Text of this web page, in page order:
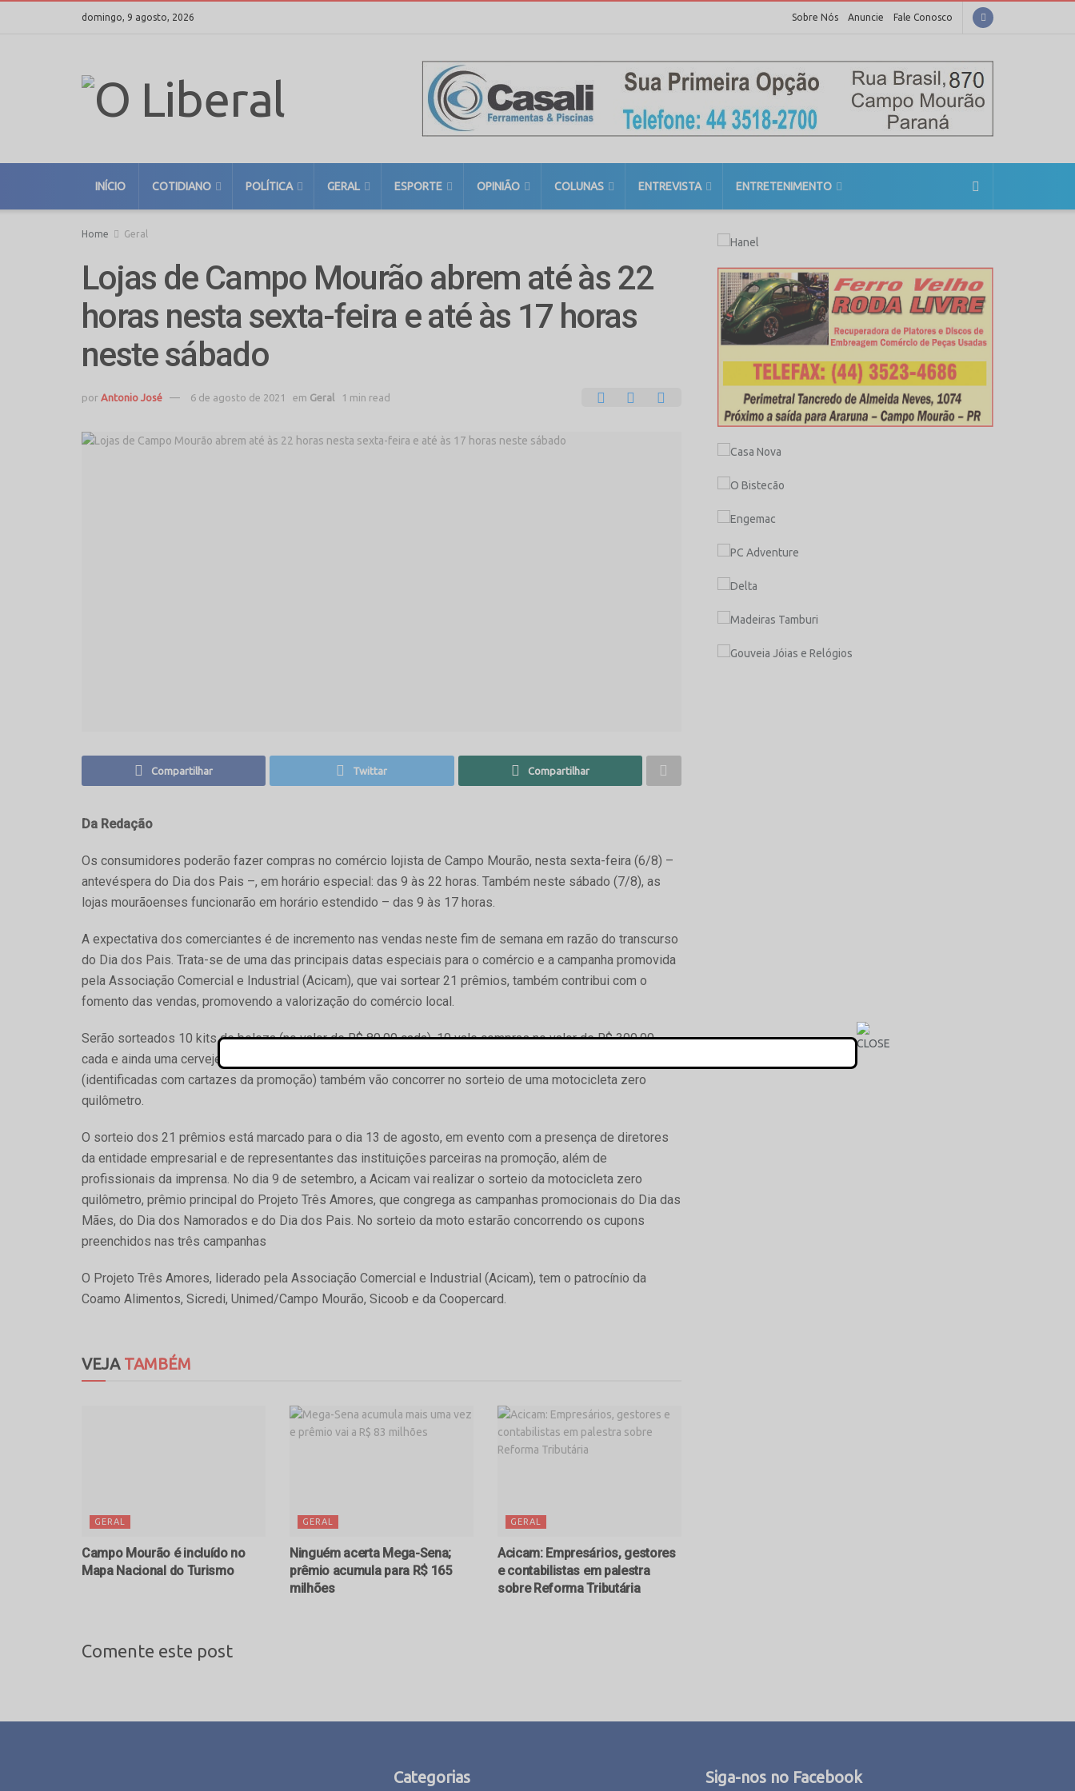
domingo, 9 agosto, 2026 Sobre Nós Anuncie Fale Conosco
INÍCIO COTIDIANO POLÍTICA GERAL ESPORTE OPINIÃO COLUNAS ENTREVISTA ENTRETENIMENTO
Home Geral
Lojas de Campo Mourão abrem até às 22
horas nesta sexta-feira e até às 17 horas
neste sábado
por Antonio José 6 de agosto de 2021 em Geral 1 min read
Compartilhar Twittar Compartilhar
Da Redação
Os consumidores poderão fazer compras no comércio lojista de Campo Mourão, nesta sexta-feira (6/8) –
antevéspera do Dia dos Pais –, em horário especial: das 9 às 22 horas. Também neste sábado (7/8), as
lojas mourãoenses funcionarão em horário estendido – das 9 às 17 horas.
A expectativa dos comerciantes é de incremento nas vendas neste fim de semana em razão do transcurso
do Dia dos Pais. Trata-se de uma das principais datas especiais para o comércio e a campanha promovida
pela Associação Comercial e Industrial (Acicam), que vai sortear 21 prêmios, também contribui com o
fomento das vendas, promovendo a valorização do comércio local.
Serão sorteados 10 kits de beleza (no valor de R$ 80,00 cada), 10 vale compras no valor de R$ 300,00
cada e ainda uma cervejeira. Os consumidores que fizerem compras nas lojas participantes da campanha
(identificadas com cartazes da promoção) também vão concorrer no sorteio de uma motocicleta zero
quilômetro.
O sorteio dos 21 prêmios está marcado para o dia 13 de agosto, em evento com a presença de diretores
da entidade empresarial e de representantes das instituições parceiras na promoção, além de
profissionais da imprensa. No dia 9 de setembro, a Acicam vai realizar o sorteio da motocicleta zero
quilômetro, prêmio principal do Projeto Três Amores, que congrega as campanhas promocionais do Dia das
Mães, do Dia dos Namorados e do Dia dos Pais. No sorteio da moto estarão concorrendo os cupons
preenchidos nas três campanhas
O Projeto Três Amores, liderado pela Associação Comercial e Industrial (Acicam), tem o patrocínio da
Coamo Alimentos, Sicredi, Unimed/Campo Mourão, Sicoob e da Coopercard.
VEJATAMBÉM
GERAL
Campo Mourão é incluído no
Mapa Nacional do Turismo
GERAL
Ninguém acerta Mega-Sena;
prêmio acumula para R$ 165
milhões
GERAL
Acicam: Empresários, gestores
e contabilistas em palestra
sobre Reforma Tributária
Comente este post
Categorias Siga-nos no Facebook